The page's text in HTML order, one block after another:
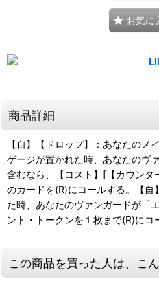
お気に
商品詳細
【自】【ドロップ】：あなたのメ
ゲージが置かれた時、あなたのヴ
含むなら、【コスト】[【カウンタ
のカードを(R)にコールする。【自
た時、あなたのヴァンガードが「
ント・トークンを１枚まで(R)にコ
この商品を買った人は、こ